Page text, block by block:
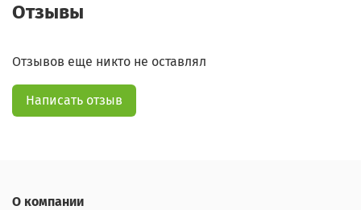
Отзывы
Отзывов еще никто не оставлял
Написать отзыв
О компании